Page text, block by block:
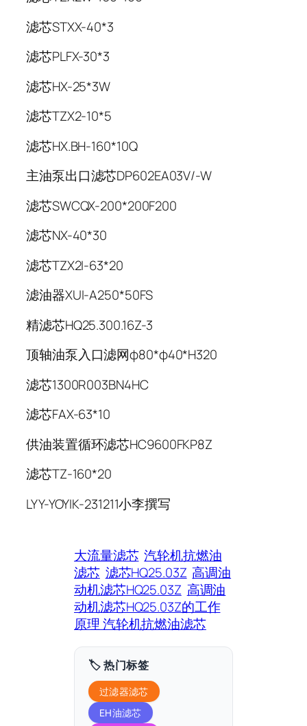
滤芯STXX-40*3
滤芯PLFX-30*3
滤芯HX-25*3W
滤芯TZX2-10*5
滤芯HX.BH-160*10Q
主油泵出口滤芯DP602EA03V/-W
滤芯SWCQX-200*200F200
滤芯NX-40*30
滤芯TZX2I-63*20
滤油器XUI-A250*50FS
精滤芯HQ25.300.16Z-3
顶轴油泵入口滤网φ80*φ40*H320
滤芯1300R003BN4HC
滤芯FAX-63*10
供油装置循环滤芯HC9600FKP8Z
滤芯TZ-160*20
LYY-YOYIK-231211小李撰写
大流量滤芯 汽轮机抗燃油
滤芯 滤芯HQ25.03Z 高调油
动机滤芯HQ25.03Z 高调油
动机滤芯HQ25.03Z的工作
原理 汽轮机抗燃油滤芯
🏷️ 热门标签
过滤器滤芯
EH油滤芯